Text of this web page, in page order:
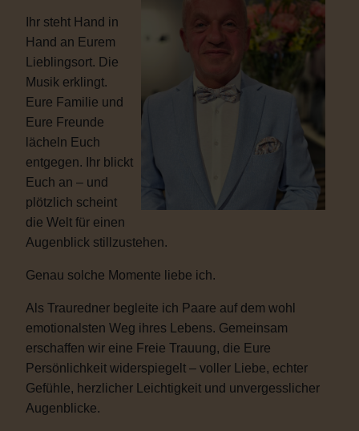
Ihr steht Hand in
Hand an Eurem
Lieblingsort. Die
Musik erklingt.
Eure Familie und
Eure Freunde
lächeln Euch
entgegen. Ihr blickt
Euch an – und
plötzlich scheint
die Welt für einen
Augenblick stillzustehen.
Genau solche Momente liebe ich.
Als Trauredner begleite ich Paare auf dem wohl
emotionalsten Weg ihres Lebens. Gemeinsam
erschaffen wir eine Freie Trauung, die Eure
Persönlichkeit widerspiegelt – voller Liebe, echter
Gefühle, herzlicher Leichtigkeit und unvergesslicher
Augenblicke.